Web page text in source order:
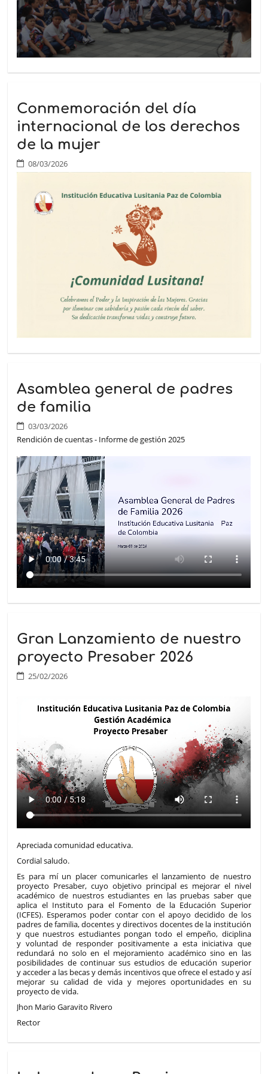
Conmemoración del día
internacional de los derechos
de la mujer
08/03/2026
Asamblea general de padres
de familia
03/03/2026
Rendición de cuentas - Informe de gestión 2025
Gran Lanzamiento de nuestro
proyecto Presaber 2026
25/02/2026
Apreciada comunidad educativa.
Cordial saludo.
Es para mí un placer comunicarles el lanzamiento de nuestro
proyecto Presaber, cuyo objetivo principal es mejorar el nivel
académico de nuestros estudiantes en las pruebas saber que
aplica el Instituto para el Fomento de la Educación Superior
(ICFES). Esperamos poder contar con el apoyo decidido de los
padres de familia, docentes y directivos docentes de la institución
y que nuestros estudiantes pongan todo el empeño, diciplina
y voluntad de responder positivamente a esta iniciativa que
redundará no solo en el mejoramiento académico sino en las
posibilidades de continuar sus estudios de educación superior
y acceder a las becas y demás incentivos que ofrece el estado y así
mejorar su calidad de vida y mejores oportunidades en su
proyecto de vida.
Jhon Mario Garavito Rivero
Rector